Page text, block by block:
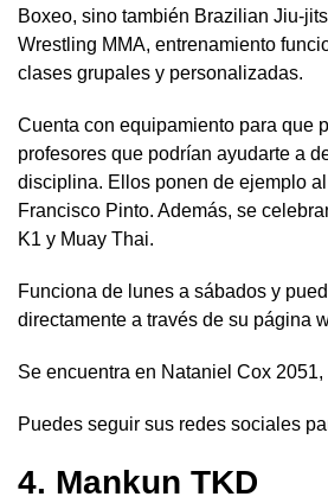
Boxeo, sino también Brazilian Jiu-
Wrestling MMA, entrenamiento
clases grupales y personalizadas.
Cuenta con equipamiento para que
profesores que podrían ayudarte a
disciplina. Ellos ponen de ejemplo
Francisco Pinto. Además, se
K1 y Muay Thai.
Funciona de lunes a sábados y
directamente a través de su página
Se encuentra en Nataniel Cox 2051,
Puedes seguir sus redes sociales
4. Mankun TKD